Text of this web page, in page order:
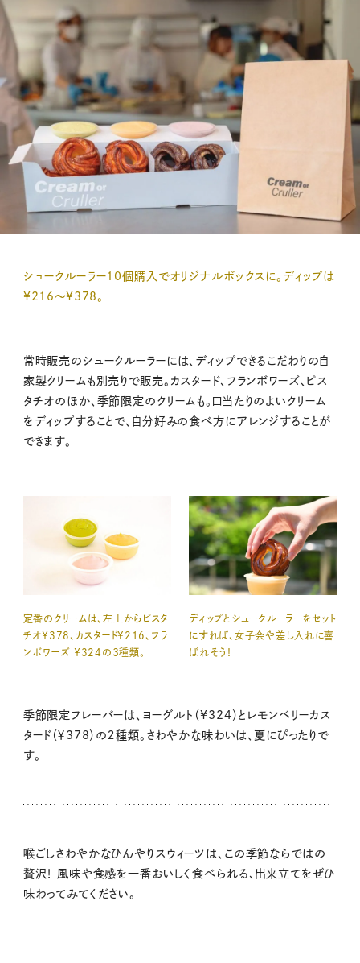
シュークルーラー10個購入でオリジナルボックスに。ディップは
¥216〜¥378。
常時販売のシュークルーラーには、ディップできるこだわりの自
家製クリームも別売りで販売。カスタード、フランボワーズ、ピス
タチオのほか、季節限定のクリームも。口当たりのよいクリーム
をディップすることで、自分好みの食べ方にアレンジすることが
できます。
定番のクリームは、左上からピスタ
チオ￥378、カスタード¥216、フラ
ンボワーズ ￥324の３種類。
ディップとシュークルーラーをセット
にすれば、女子会や差し入れに喜
ばれそう！
季節限定フレーバーは、ヨーグルト（¥324）とレモンベリーカス
タード（￥378）の２種類。さわやかな味わいは、夏にぴったりで
す。
喉ごしさわやかなひんやりスウィーツは、この季節ならではの
贅沢！ 風味や食感を一番おいしく食べられる、出来立てをぜひ
味わってみてください。